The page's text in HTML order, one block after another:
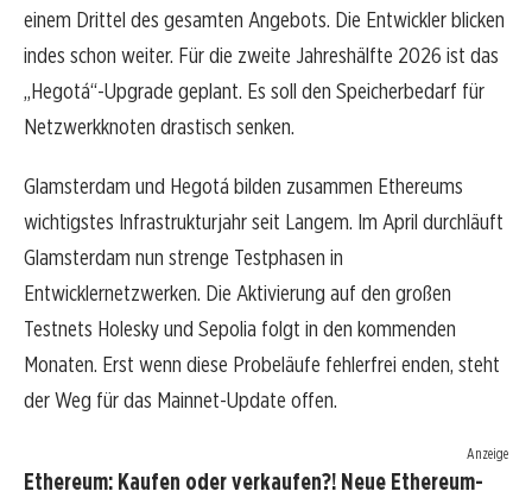
einem Drittel des gesamten Angebots. Die Entwickler blicken
indes schon weiter. Für die zweite Jahreshälfte 2026 ist das
„Hegotá“-Upgrade geplant. Es soll den Speicherbedarf für
Netzwerkknoten drastisch senken.
Glamsterdam und Hegotá bilden zusammen Ethereums
wichtigstes Infrastrukturjahr seit Langem. Im April durchläuft
Glamsterdam nun strenge Testphasen in
Entwicklernetzwerken. Die Aktivierung auf den großen
Testnets Holesky und Sepolia folgt in den kommenden
Monaten. Erst wenn diese Probeläufe fehlerfrei enden, steht
der Weg für das Mainnet-Update offen.
Anzeige
Ethereum: Kaufen oder verkaufen?! Neue Ethereum-